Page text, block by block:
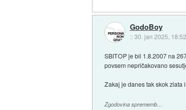
GodoBoy
::30. jan 2025, 18:52
SBITOP je bil 1.8.2007 na
povsem nepričakovano
Zakaj je danes tak skok zlata
Zgodovina sprememb…